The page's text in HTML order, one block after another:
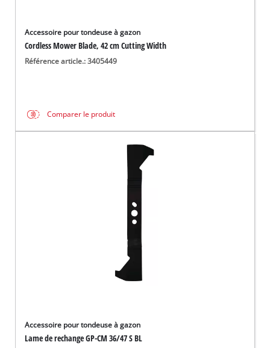
Accessoire pour tondeuse à gazon
Cordless Mower Blade, 42 cm Cutting Width
Référence article.: 3405449
Comparer le produit
Accessoire pour tondeuse à gazon
Lame de rechange GP-CM 36/47 S BL